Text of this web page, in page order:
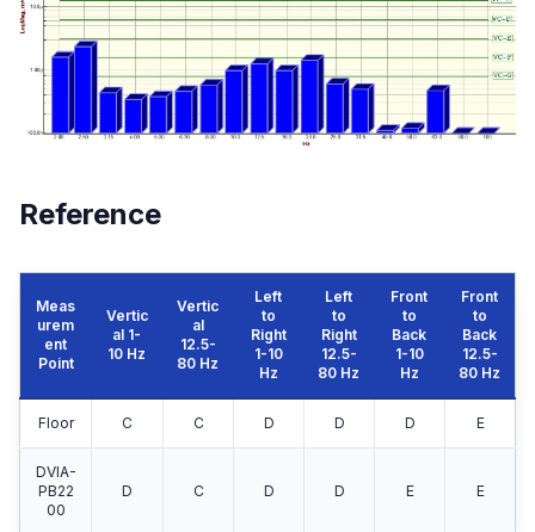
Reference
Meas
urem
ent
Point
Vertic
al 1-
10 Hz
Vertic
al
12.5-
80 Hz
Left
to
Right
1-10
Hz
Left
to
Right
12.5-
80 Hz
Front
to
Back
1-10
Hz
Front
to
Back
12.5-
80 Hz
Floor C C D D D E
DVIA-
PB22
00
D C D D E E